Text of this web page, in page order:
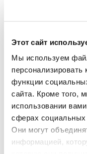
Этот сайт
Мы используем
персонализировать
функции
сайта. Кроме того,
использовании
сферах социальных
Они могут
информацией,
HydroProtec®
Гидроциклонные
песковые